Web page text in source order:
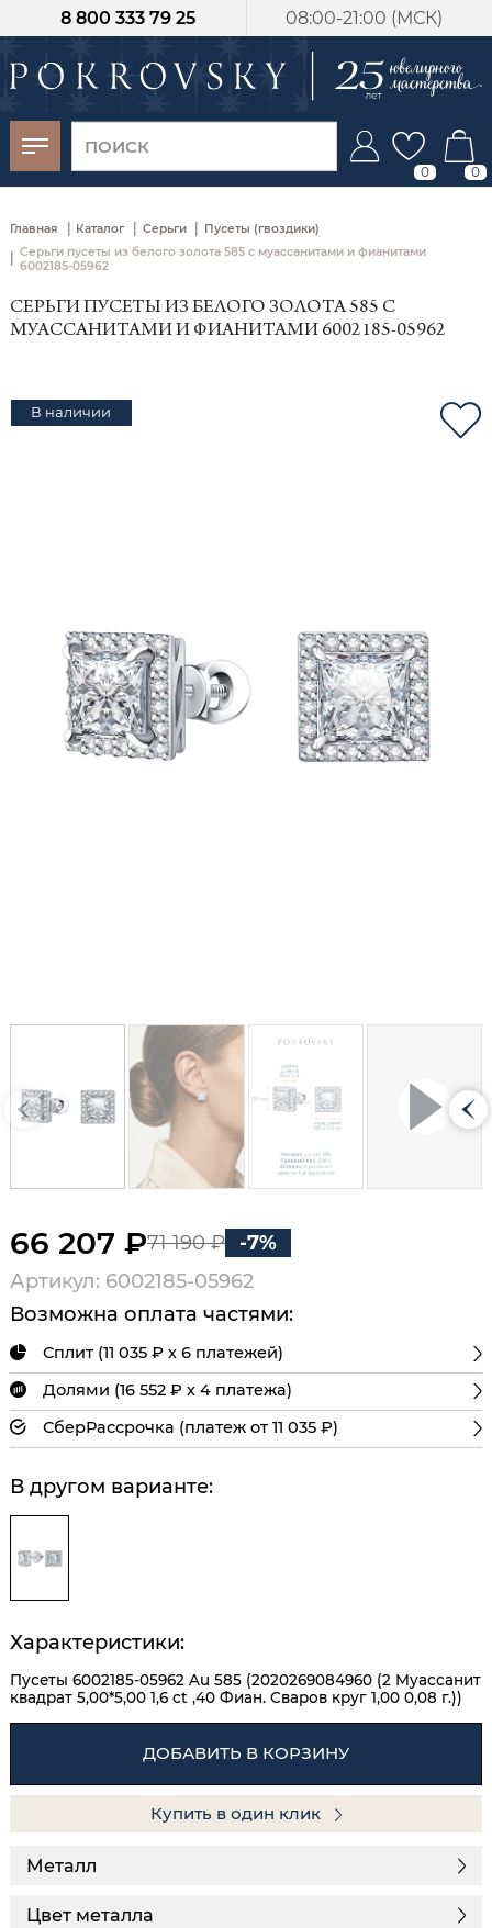
08:00-21:00 (МСК)
8 800 333 79 25
0 0
Главная | Каталог | Серьги | Пусеты (гвоздики)
Серьги пусеты из белого золота 585 с муассанитами и фианитами
6002185-05962
СЕРЬГИ ПУСЕТЫ ИЗ БЕЛОГО ЗОЛОТА 585 С
МУАССАНИТАМИ И ФИАНИТАМИ 6002185-05962
В наличии
66 207 ₽71 190 ₽
-7%
Артикул: 6002185-05962
Возможна оплата частями:
Сплит (11 035 ₽ х 6 платежей)
Долями (16 552 ₽ х 4 платежа)
СберРассрочка (платеж от 11 035 ₽)
В другом варианте:
Характеристики:
Пусеты 6002185-05962 Au 585 (2020269084960 (2 Муассанит
квадрат 5,00*5,00 1,6 ct ,40 Фиан. Сваров круг 1,00 0,08 г.))
ДОБАВИТЬ В КОРЗИНУ
Купить в один клик
Металл
Цвет металла
-30%
от 15 дней с
момента оплаты